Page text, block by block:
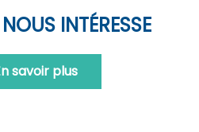
INTÉRESSE
savoir plus